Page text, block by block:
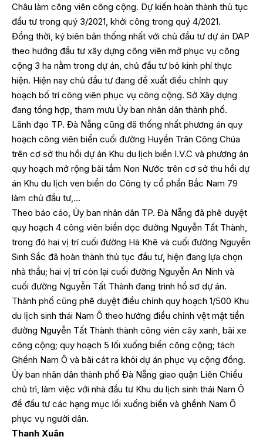
Châu làm công viên công cộng. Dự kiến hoàn thành thủ tục
đầu tư trong quý 3/2021, khởi công trong quý 4/2021.
Đồng thời, ký biên bản thống nhất với chủ đầu tư dự án DAP
theo hướng đầu tư xây dựng công viên mở phục vụ công
cộng 3 ha nằm trong dự án, chủ đầu tư bỏ kinh phí thực
hiện. Hiện nay chủ đầu tư đang đề xuất điều chỉnh quy
hoạch bố trí công viên phục vụ công cộng. Sở Xây dựng
đang tổng hợp, tham mưu Ủy ban nhân dân thành phố.
Lãnh đạo TP. Đà Nẵng cũng đã thống nhất phương án quy
hoạch công viên biển cuối đường Huyền Trân Công Chúa
trên cơ sở thu hồi dự án Khu du lịch biển I.V.C và phương án
quy hoạch mở rộng bãi tắm Non Nước trên cơ sở thu hồi dự
án Khu du lịch ven biển do Công ty cổ phần Bắc Nam 79
làm chủ đầu tư,…
Theo báo cáo, Ủy ban nhân dân TP. Đà Nẵng đã phê duyệt
quy hoạch 4 công viên biển dọc đường Nguyễn Tất Thành,
trong đó hai vị trí cuối đường Hà Khê và cuối đường Nguyễn
Sinh Sắc đã hoàn thành thủ tục đầu tư, hiện đang lựa chọn
nhà thầu; hai vị trí còn lại cuối đường Nguyễn An Ninh và
cuối đường Nguyễn Tất Thành đang trình hồ sơ dự án.
Thành phố cũng phê duyệt điều chỉnh quy hoạch 1/500 Khu
du lịch sinh thái Nam Ô theo hướng điều chỉnh vệt mặt tiền
đường Nguyễn Tất Thành thành công viên cây xanh, bãi xe
công cộng; quy hoạch 5 lối xuống biển công cộng; tách
Ghềnh Nam Ô và bãi cát ra khỏi dự án phục vụ cộng đồng.
Ủy ban nhân dân thành phố Đà Nẵng giao quận Liên Chiểu
chủ trì, làm việc với nhà đầu tư Khu du lịch sinh thái Nam Ô
để đầu tư các hạng mục lối xuống biển và ghềnh Nam Ô
phục vụ người dân.
Thanh Xuân